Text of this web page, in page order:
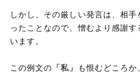
しかし、その厳しい発言は、相手
ったことなので、憎むより感謝す
います。
この例文の 「私」
も恨むどころか